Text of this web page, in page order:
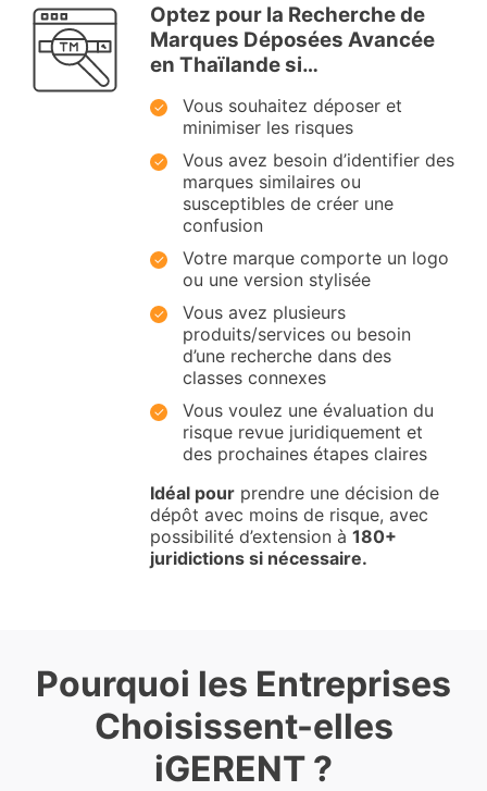
Optez pour la Recherche de
Marques Déposées Avancée
en Thaïlande si…
Vous souhaitez déposer et
minimiser les risques
Vous avez besoin d’identifier des
marques similaires ou
susceptibles de créer une
confusion
Votre marque comporte un logo
ou une version stylisée
Vous avez plusieurs
produits/services ou besoin
d’une recherche dans des
classes connexes
Vous voulez une évaluation du
risque revue juridiquement et
des prochaines étapes claires
Idéal pour prendre une décision de
dépôt avec moins de risque, avec
possibilité d’extension à 180+
juridictions si nécessaire.
Pourquoi les Entreprises
Choisissent-elles
iGERENT ?